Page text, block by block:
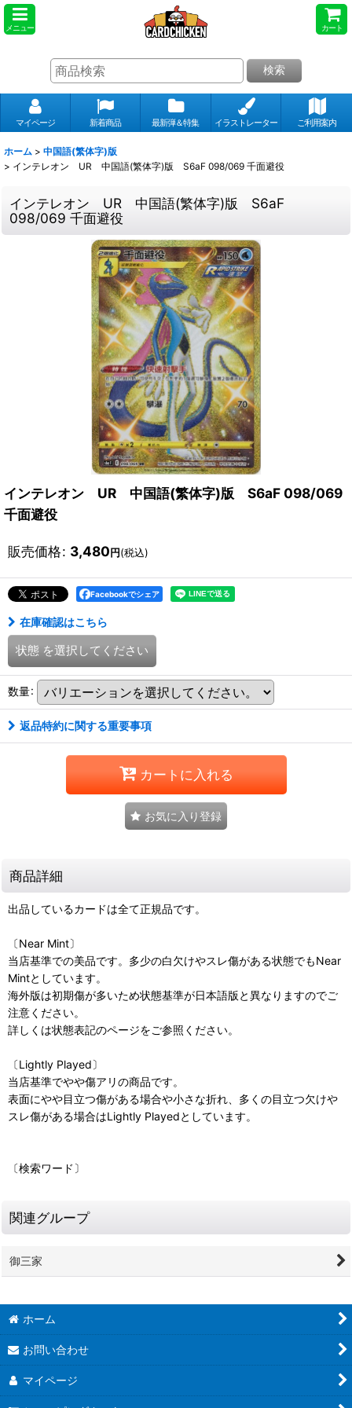
メニュー カート
検索
マイページ 新着商品 最新弾＆特集 イラストレーター ご利用案内
ホーム > 中国語(繁体字)版
> インテレオン UR 中国語(繁体字)版 S6aF 098/069 千面避役
インテレオン UR 中国語(繁体字)版 S6aF
098/069 千面避役
インテレオン UR 中国語(繁体字)版 S6aF 098/069
千面避役
販売価格: 3,480円(税込)
Facebookでシェア
在庫確認はこちら
状態 を選択してください
数量:
返品特約に関する重要事項
カートに入れる
お気に入り登録
商品詳細
出品しているカードは全て正規品です。
〔Near Mint〕
当店基準での美品です。多少の白欠けやスレ傷がある状態でもNear
Mintとしています。
海外版は初期傷が多いため状態基準が日本語版と異なりますのでご
注意ください。
詳しくは状態表記のページをご参照ください。
〔Lightly Played〕
当店基準でやや傷アリの商品です。
表面にやや目立つ傷がある場合や小さな折れ、多くの目立つ欠けや
スレ傷がある場合はLightly Playedとしています。
〔検索ワード〕
関連グループ
御三家
ホーム
お問い合わせ
マイページ